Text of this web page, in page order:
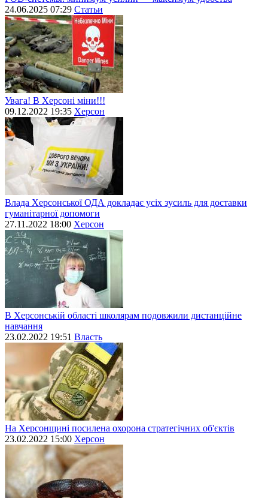
24.06.2025 07:29 Статьи
Увага! В Херсоні міни!!!
09.12.2022 19:35 Херсон
Влада Херсонської ОДА докладає усіх зусиль для доставки
гуманітарної допомоги
27.11.2022 18:00 Херсон
В Херсонській області школярам подовжили дистанційне
навчання
23.02.2022 19:51 Власть
На Херсонщині посилена охорона стратегічних об'єктів
23.02.2022 15:00 Херсон